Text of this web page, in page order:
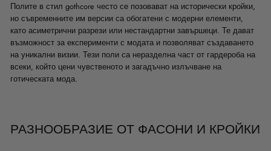
Полите в стил gothcore често се позовават на исторически кройки,
но съвременните им версии са обогатени с модерни елементи,
като асиметрични разрези или нестандартни завършеци. Те дават
възможност за експерименти с модата и позволяват създаването
на уникални визии. Тези поли са неразделна част от гардероба на
всеки, който цени чувственото и загадъчно излъчване на
готическата мода.
РАЗНООБРАЗИЕ ОТ ФАСОНИ И КРОЙКИ